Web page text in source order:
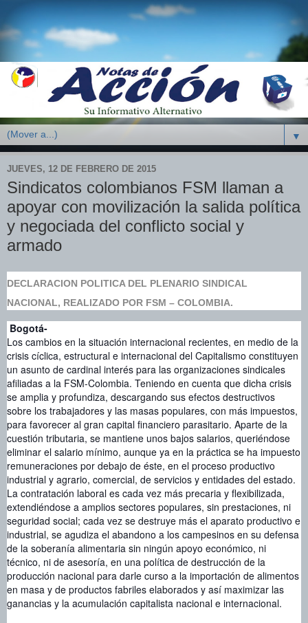
▼
JUEVES, 12 DE FEBRERO DE 2015
Sindicatos colombianos FSM llaman a
apoyar con movilización la salida política
y negociada del conflicto social y
armado
DECLARACION POLITICA DEL PLENARIO SINDICAL
NACIONAL, REALIZADO POR FSM – COLOMBIA.
Bogotá-
Los cambios en la situación internacional recientes, en medio de la
crisis cíclica, estructural e internacional del Capitalismo constituyen
un asunto de cardinal interés para las organizaciones sindicales
afiliadas a la FSM-Colombia. Teniendo en cuenta que dicha crisis
se amplia y profundiza, descargando sus efectos destructivos
sobre los trabajadores y las masas populares, con más impuestos,
para favorecer al gran capital financiero parasitario. Aparte de la
cuestión tributaria, se mantiene unos bajos salarios, queriéndose
eliminar el salario mínimo, aunque ya en la práctica se ha impuesto
remuneraciones por debajo de éste, en el proceso productivo
industrial y agrario, comercial, de servicios y entidades del estado.
La contratación laboral es cada vez más precaria y flexibilizada,
extendiéndose a amplios sectores populares, sin prestaciones, ni
seguridad social; cada vez se destruye más el aparato productivo e
industrial, se agudiza el abandono a los campesinos en su defensa
de la soberanía alimentaria sin ningún apoyo económico, ni
técnico, ni de asesoría, en una política de destrucción de la
producción nacional para darle curso a la importación de alimentos
en masa y de productos fabriles elaborados y así maximizar las
ganancias y la acumulación capitalista nacional e internacional.